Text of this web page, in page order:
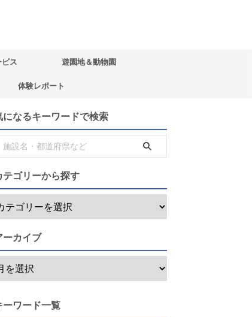
ス 遊園地＆動物園
体験レポート
になるキーワードで検索
テゴリーから探す
ーカイブ
ーワード一覧